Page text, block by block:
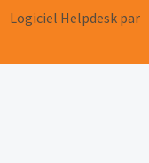
Logiciel Helpdesk par